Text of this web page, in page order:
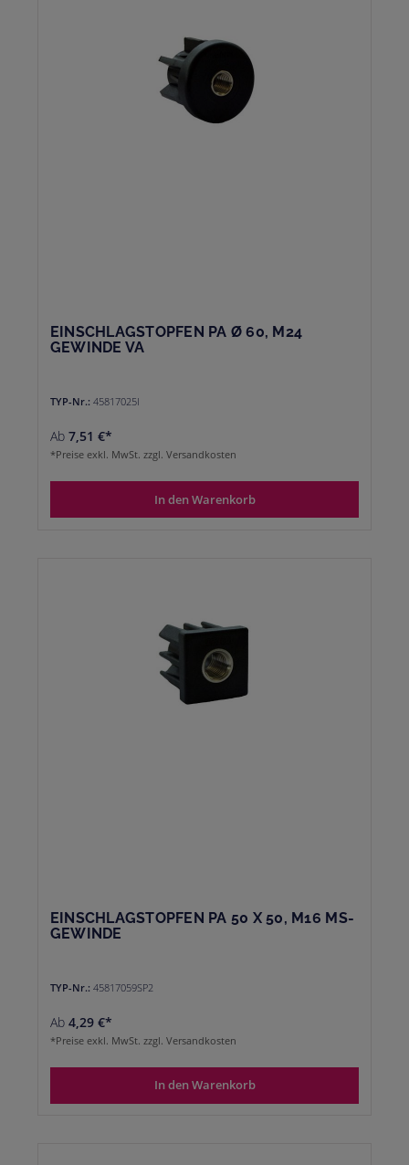
EINSCHLAGSTOPFEN PA Ø 60, M24
GEWINDE VA
TYP-Nr.: 45817025I
Ab 7,51 €*
*Preise exkl. MwSt. zzgl. Versandkosten
In den Warenkorb
EINSCHLAGSTOPFEN PA 50 X 50, M16 MS-
GEWINDE
TYP-Nr.: 45817059SP2
Ab 4,29 €*
*Preise exkl. MwSt. zzgl. Versandkosten
In den Warenkorb